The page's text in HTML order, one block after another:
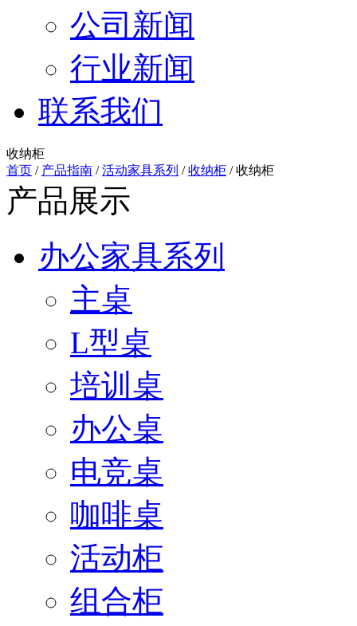
公司新闻
行业新闻
联系我们
收纳柜
首页 / 产品指南 /活动家具系列 /收纳柜 /收纳柜
产品展示
办公家具系列
主桌
L型桌
培训桌
办公桌
电竞桌
咖啡桌
活动柜
组合柜